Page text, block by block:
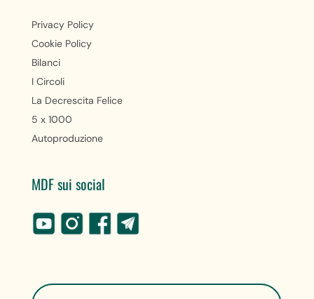
Privacy Policy
Cookie Policy
Bilanci
I Circoli
La Decrescita Felice
5 x 1000
Autoproduzione
MDF sui social